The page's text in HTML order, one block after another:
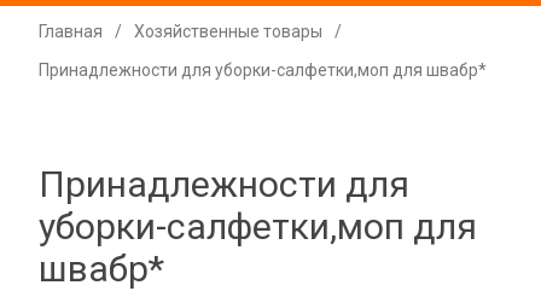
Главная / Хозяйственные товары
/
Принадлежности для уборки-салфетки,моп для швабр*
Принадлежности для
уборки-салфетки,моп для
швабр*